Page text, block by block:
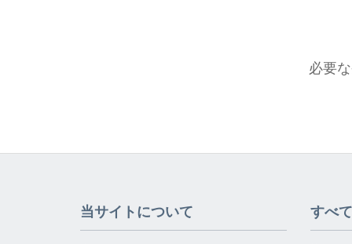
必要
当サイトについて すべ